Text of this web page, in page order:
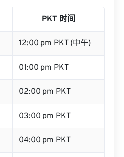
PKT 时间
12:00 pm PKT (中午)
01:00 pm PKT
02:00 pm PKT
03:00 pm PKT
04:00 pm PKT